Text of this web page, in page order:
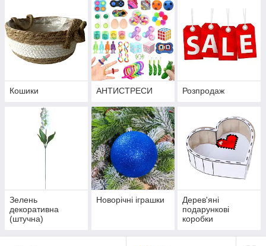
Кошики АНТИСТРЕСИ Розпродаж
Зелень
декоративна
(штучна)
Новорічні іграшки
Дерев'яні
подарункові
коробки